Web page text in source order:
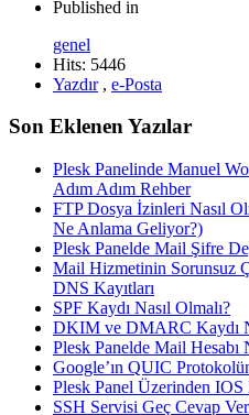
Published in
genel
Hits: 5446
Yazdır, e-Posta
Son Eklenen Yazılar
Plesk Panelinde Manuel
Adım Adım Rehber
FTP Dosya İzinleri Nasıl
Ne Anlama Geliyor?)
Plesk Panelde Mail Şifre
Mail Hizmetinin Sorunsuz
DNS Kayıtları
SPF Kaydı Nasıl Olmalı?
DKIM ve DMARC Kaydı
Plesk Panelde Mail Hesabı
Google’ın QUIC
Plesk Panel Üzerinden
SSH Servisi Geç Cevap